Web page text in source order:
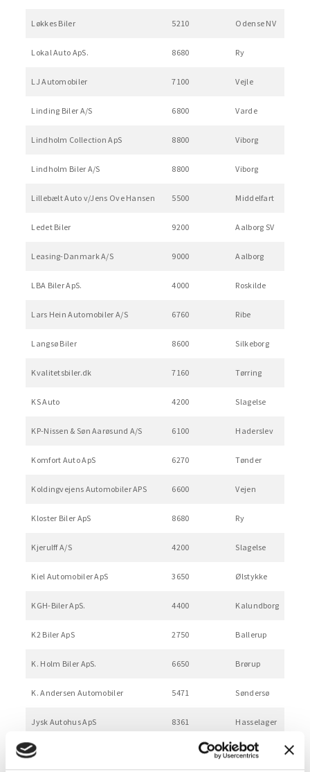
Løkkes Biler 5210 Odense NV
Lokal Auto ApS. 8680 Ry
LJ Automobiler 7100 Vejle
Linding Biler A/S 6800 Varde
Lindholm Collection ApS 8800 Viborg
Lindholm Biler A/S 8800 Viborg
Lillebælt Auto v/Jens Ove Hansen 5500 Middelfart
Ledet Biler 9200 Aalborg SV
Leasing-Danmark A/S 9000 Aalborg
LBA Biler ApS. 4000 Roskilde
Lars Hein Automobiler A/S 6760 Ribe
Langsø Biler 8600 Silkeborg
Kvalitetsbiler.dk 7160 Tørring
KS Auto 4200 Slagelse
KP-Nissen & Søn Aarøsund A/S 6100 Haderslev
Komfort Auto ApS 6270 Tønder
Koldingvejens Automobiler APS 6600 Vejen
Kloster Biler ApS 8680 Ry
Kjerulff A/S 4200 Slagelse
Kiel Automobiler ApS 3650 Ølstykke
KGH-Biler ApS. 4400 Kalundborg
K2 Biler ApS 2750 Ballerup
K. Holm Biler ApS. 6650 Brørup
K. Andersen Automobiler 5471 Søndersø
Jysk Autohus ApS 8361 Hasselager
Jydsk Autohandel Lem St.